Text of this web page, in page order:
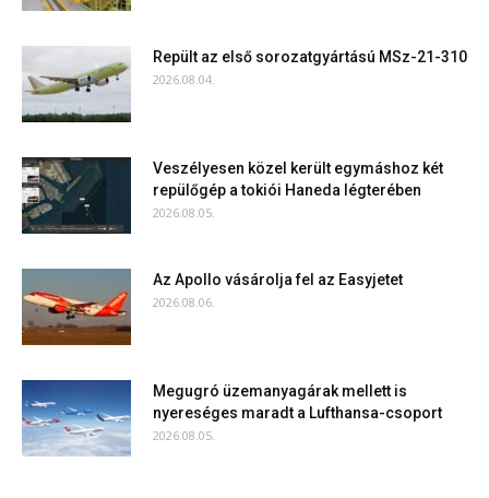
Repült az első sorozatgyártású MSz-21-310
2026.08.04.
Veszélyesen közel került egymáshoz két
repülőgép a tokiói Haneda légterében
2026.08.05.
Az Apollo vásárolja fel az Easyjetet
2026.08.06.
Megugró üzemanyagárak mellett is
nyereséges maradt a Lufthansa-csoport
2026.08.05.